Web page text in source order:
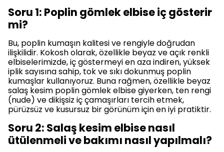
Soru 1: Poplin gömlek elbise iç gösterir
mi?
Bu, poplin kumaşın kalitesi ve rengiyle doğrudan
ilişkilidir. Kokosh olarak, özellikle beyaz ve açık renkli
elbiselerimizde, iç göstermeyi en aza indiren, yüksek
iplik sayısına sahip, tok ve sıkı dokunmuş poplin
kumaşlar kullanıyoruz. Buna rağmen, özellikle beyaz
salaş kesim poplin gömlek elbise giyerken, ten rengi
(nude) ve dikişsiz iç çamaşırları tercih etmek,
pürüzsüz ve kusursuz bir görünüm için en iyi pratiktir.
Soru 2: Salaş kesim elbise nasıl
ütülenmeli ve bakımı nasıl yapılmalı?